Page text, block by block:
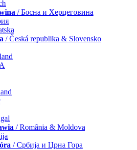
/ Босна и Херцеговина
/ Česká republika & Slovensko
/ România & Moldova
/ Србија и Црна Гора